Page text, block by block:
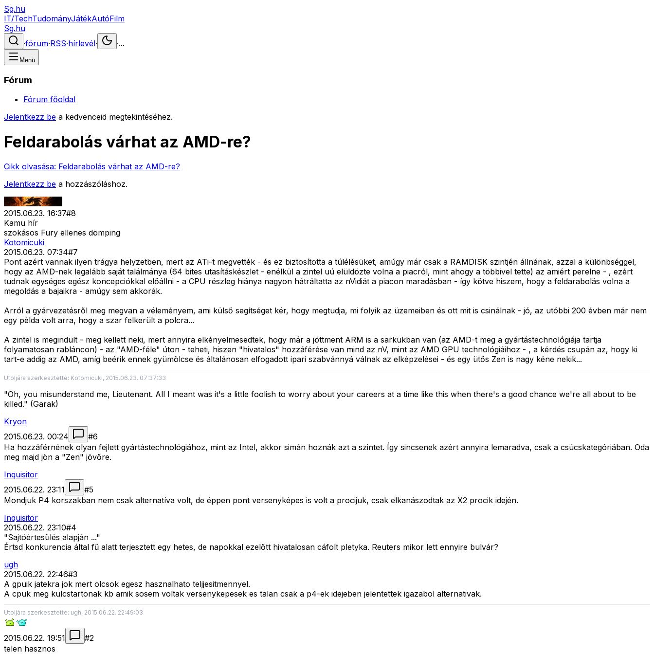
Sg.hu
IT/TechTudományJátékAutóFilm
Sg.hu
·fórum·RSS·hírlevél· ·...
Menü
Fórum
Fórum főoldal
Jelentkezz be a kedvenceid megtekintéséhez.
Feldarabolás várhat az AMD-re?
Cikk olvasása: Feldarabolás várhat az AMD-re?
Jelentkezz be a hozzászóláshoz.
2015.06.23. 16:37#8
Kamu hír
szokásos Fury ellenes dömping
Kotomicuki
2015.06.23. 07:34#7
Pont azért vannak ilyen trágya helyzetben, mert az ATi-t megvették - és ez biztosította a túlélésüket, amúgy már csak a RAMDISK szintjén állnának, azzal a különbséggel,
hogy az AMD-nek legalább saját találmánya (64 bites utasításkészlet - enélkül a zintel uú elüldözte volna a piacról, mint ahogy a többivel tette) az amiért perelne - , ezért
tudnak egységes egész koncepciókkal előállni - a CPU részleg hiánya nagyon hátráltatta az nVidiát a piacon maradásban - így kötve hiszem, hogy a feldarabolás volna a
megoldás a bajaikra - amúgy sem akkorák.
Arról a gyárvezetésről meg megvan a véleményem, ami külső segítséget kér, hogy megtudja, mi folyik az üzemeiben és ott mit is csinálnak - jó, az utóbbi 200 évben már nem
egy példa volt arra, hogy a szar felkerült a polcra...
A zintel is megindult - meg kellett neki, mert annyira elkényelmesedtek, hogy már a jöttment ARM is a sarkukban van (az AMD-t meg a gyártástechnológiája tartja
folyamatosan rabláncon) - az "AMD-féle" úton - teheti, hiszen "hivatalos" hozzáférése van mind az nV, mint az AMD GPU technológiáihoz - , a kérdés csupán az, hogy ki
tart-e addig az AMD, amíg beérik ennek gyümölcse és általánosan elfogadott ipari szabvánnyá válnak az elképzelései - és egy ütős Zen is nagy kéne nekik...
Utoljára szerkesztette: Kotomicuki, 2015.06.23. 07:37:33
"Oh, you misunderstand me, Lieutenant. All I meant was it's a little foolish to worry about your careers at a time like this when there's a good chance we're all about to be
killed." (Garak)
Kryon
2015.06.23. 00:24
#6
Ha hozzáférnének olyan fejlett gyártástechnológiához, mint az Intel, akkor simán hoznák azt a szintet. Így sincsenek azért annyira lemaradva, csak a csúcskategóriában. Oda
meg majd jön a "Zen" jövőre.
Inquisitor
2015.06.22. 23:11
#5
Mondjuk P4 korszakban nem csak alternatíva volt, de éppen pont versenyképes is volt a procijuk, csak elkanászodtak az X2 procik idején.
Inquisitor
2015.06.22. 23:10#4
"Sajtóértesülés alapján ..."
Értsd konkurencia által fű alatt terjesztett egy hetes, de napokkal ezelőtt hivatalosan cáfolt pletyka. Reuters mikor lett ennyire bulvár?
ugh
2015.06.22. 22:46#3
A gpuik jatekra jok mert olcsok egesz hasznalhato teljjesitmennyel.
A cpuk meg kulcstartonak kb amik sosem voltak versenykepesek es talan csak a p4-ek idejeben jelentettek igazabol alternativak.
Utoljára szerkesztette: ugh, 2015.06.22. 22:49:03
2015.06.22. 19:51 #2
telen hasznos